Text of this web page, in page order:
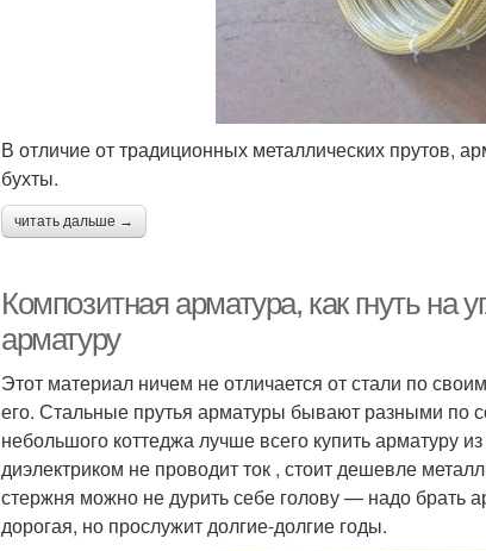
В отличие от традиционных металлических прутов,
бухты.
читать дальше →
Композитная арматура, как гнуть на
арматуру
Этот материал ничем не отличается от стали по
его. Стальные прутья арматуры бывают разными по
небольшого коттеджа лучше всего купить арматуру
диэлектриком не проводит ток , стоит дешевле
стержня можно не дурить себе голову — надо брать
дорогая, но прослужит долгие-долгие годы.